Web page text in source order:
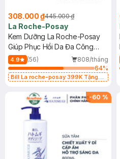
308.000 ₫445.000 ₫
La Roche-Posay
Kem Dưỡng La Roche-Posay
Giúp Phục Hồi Da Đa Công
Dụng 40ml
4.9 (56)
808/tháng
64%
Bill La roche-posay 399K Tặng
(SL có hạn)
-60 %